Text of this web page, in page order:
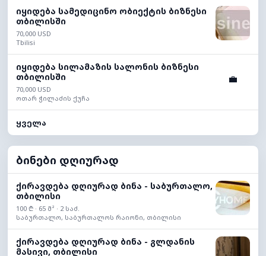
იყიდება სამედიცინო ობიექტის ბიზნესი
თბილისში
70,000 USD
Tbilisi
იყიდება სილამაზის სალონის ბიზნესი
თბილისში
70,000 USD
ოთარ ჭილაძის ქუჩა
💼
ყველა
ბინები დღიურად
ქირავდება დღიურად ბინა - საბურთალო,
თბილისი
100 ₾ · 65 მ² · 2 საძ.
საბურთალო, საბურთალოს რაიონი, თბილისი
ქირავდება დღიურად ბინა - გლდანის
მასივი, თბილისი